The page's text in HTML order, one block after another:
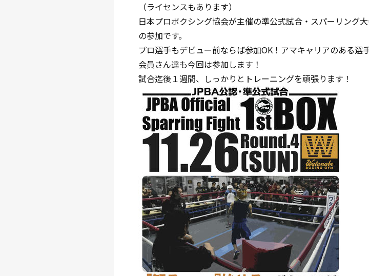
（ライセンスもあります）
日本プロボクシング協会が主催の準公式試合・スパーリング
の参加です。
プロ選手もデビュー前ならば参加OK！アマキャリアのある
会員さん達も今回は参加します！
試合迄後１週間、しっかりとトレーニングを頑張ります！